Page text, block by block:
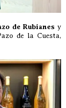
de Rubianes y
de la Cuesta,